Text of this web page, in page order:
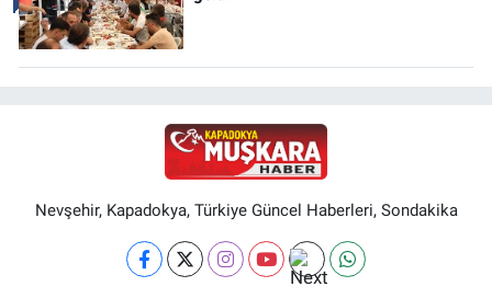
Nevşehir, Kapadokya, Türkiye Güncel Haberleri, Sondakika